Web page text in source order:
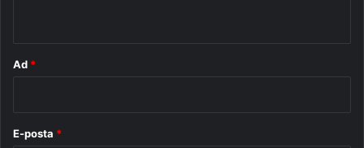
Ad *
E-posta *